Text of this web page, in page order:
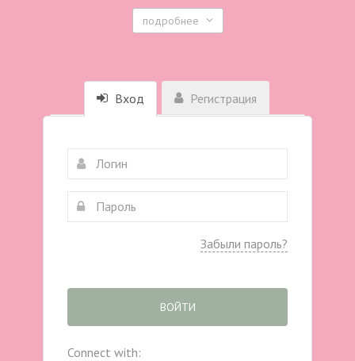
подробнее
Вход Регистрация
Забыли пароль?
ВОЙТИ
Connect with: